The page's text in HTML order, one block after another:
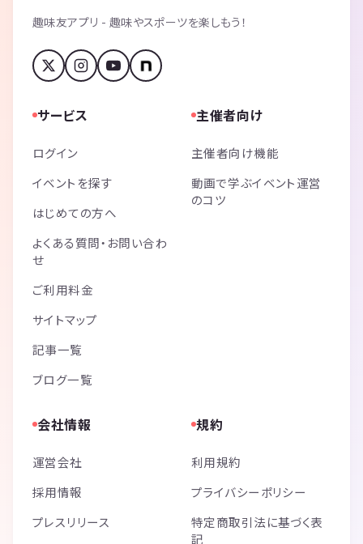
趣味友アプリ - 趣味やスポーツを楽しもう！
サービス
ログイン
イベントを探す
はじめての方へ
よくある質問・お問い合わ
せ
ご利用料金
サイトマップ
記事一覧
ブログ一覧
主催者向け
主催者向け機能
動画で学ぶイベント運営
のコツ
会社情報
運営会社
採用情報
プレスリリース
規約
利用規約
プライバシーポリシー
特定商取引法に基づく表
記